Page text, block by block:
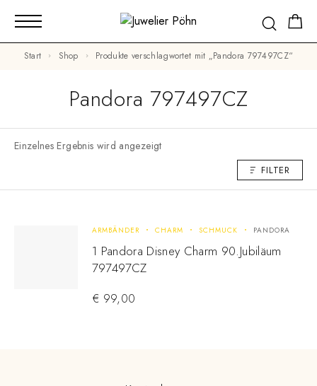
Start Shop Produkte verschlagwortet mit „Pandora 797497CZ“
Pandora 797497CZ
Einzelnes Ergebnis wird angezeigt
FILTER
ARMBÄNDER CHARM SCHMUCK PANDORA
1 Pandora Disney Charm 90.Jubiläum
797497CZ
€ 99,00